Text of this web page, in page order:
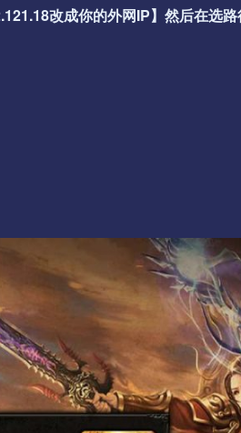
改成你的外网IP】然后在选